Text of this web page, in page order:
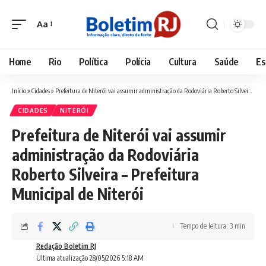
Font
Aa
Home Rio Política Polícia Cultura Saúde
Início» Cidades» Prefeitura de Niterói vai assumir administração da Rodoviária Roberto Silveira – Prefeitura Municipal de Niterói
CIDADES NITERÓI
Prefeitura de Niterói vai assumir
administração da Rodoviária
Roberto Silveira – Prefeitura
Municipal de Niterói
Última atualização 28/05/2026 5:18 AM
Redação Boletim RJ
Tempo de leitura: 3 min